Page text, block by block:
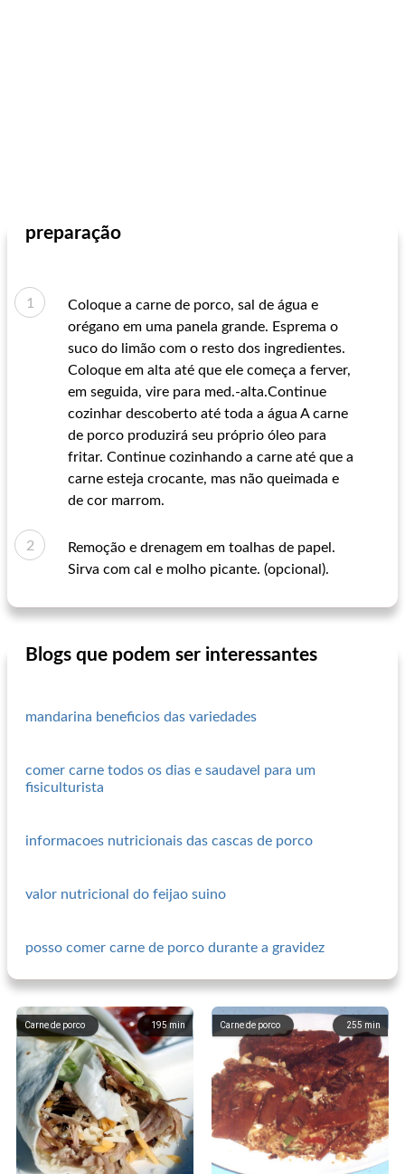
preparação
Coloque a carne de porco, sal de água e
orégano em uma panela grande. Esprema o
suco do limão com o resto dos ingredientes.
Coloque em alta até que ele começa a ferver,
em seguida, vire para med.-alta.Continue
cozinhar descoberto até toda a água A carne
de porco produzirá seu próprio óleo para
fritar. Continue cozinhando a carne até que a
carne esteja crocante, mas não queimada e
de cor marrom.
Remoção e drenagem em toalhas de papel.
Sirva com cal e molho picante. (opcional).
Blogs que podem ser interessantes
mandarina beneficios das variedades
comer carne todos os dias e saudavel para um
fisiculturista
informacoes nutricionais das cascas de porco
valor nutricional do feijao suino
posso comer carne de porco durante a gravidez
195min
Carne de porco 255 min
Carne de porco